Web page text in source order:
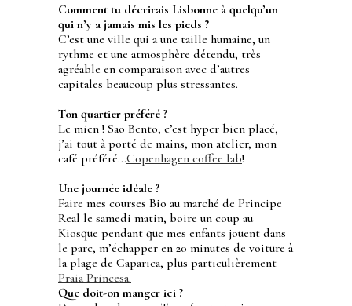
Comment tu décrirais Lisbonne à quelqu’un
qui n’y a jamais mis les pieds ?
C’est une ville qui a une taille humaine, un
rythme et une atmosphère détendu, très
agréable en comparaison avec d’autres
capitales beaucoup plus stressantes.
Ton quartier préféré ?
Le mien ! Sao Bento, c’est hyper bien placé,
j’ai tout à porté de mains, mon atelier, mon
café préféré…Copenhagen coffee lab!
Une journée idéale ?
Faire mes courses Bio au marché de Principe
Real le samedi matin, boire un coup au
Kiosque pendant que mes enfants jouent dans
le parc, m’échapper en 20 minutes de voiture à
la plage de Caparica, plus particulièrement
Praia Princesa.
Que doit-on manger ici ?